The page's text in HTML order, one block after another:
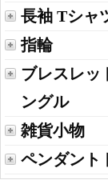
長袖 Tシャ
指輪
ブレスレッ
ングル
雑貨小物
ペンダント